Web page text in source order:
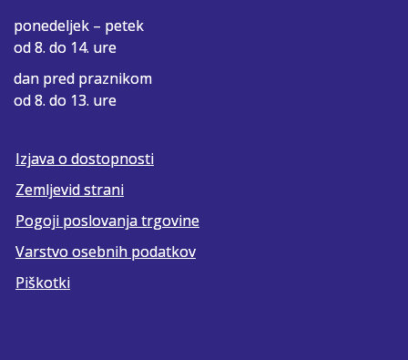
ponedeljek – petek
od 8. do 14. ure
dan pred praznikom
od 8. do 13. ure
Izjava o dostopnosti
Zemljevid strani
Pogoji poslovanja trgovine
Varstvo osebnih podatkov
Piškotki